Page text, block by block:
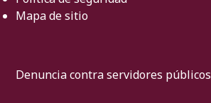
Mapa de sitio
Denuncia contra servidores públicos